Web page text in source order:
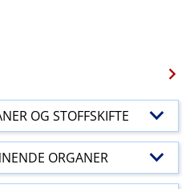
OG STOFFSKIFTE
ORGANER